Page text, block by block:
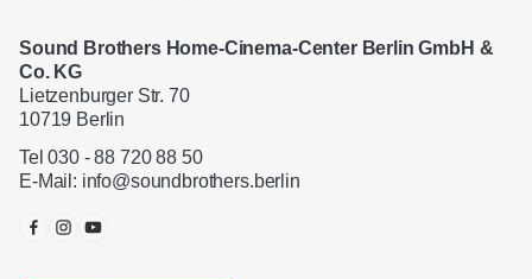
Sound Brothers Home-Cinema-Center Berlin GmbH &
Co. KG
Lietzenburger Str. 70
10719 Berlin
Tel 030 - 88 720 88 50
E-Mail: info@soundbrothers.berlin